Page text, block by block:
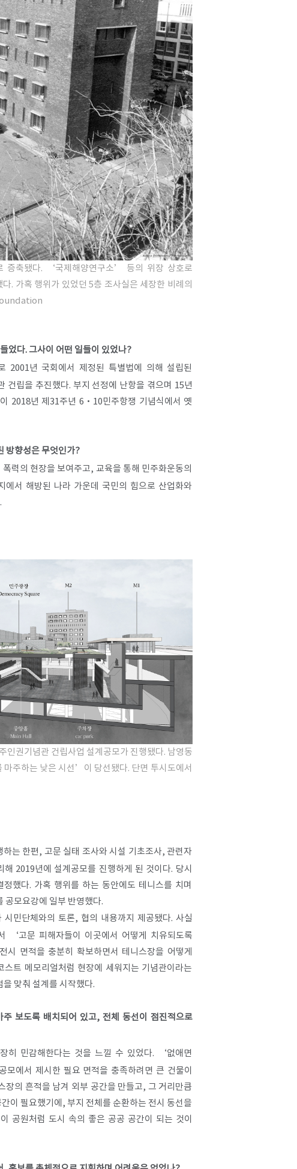
증축됐다. ‘국제해양연구소’ 등의 위장 상호로
. 가혹 행위가 있었던 5층 조사실은 세장한 비례의
었다. 그사이 어떤 일들이 있었나?
2001년 국회에서 제정된 특별법에 의해 설립된
립을 추진했다. 부지 선정에 난항을 겪으며 15년
2018년 제31주년 6·10민주항쟁 기념식에서 옛
방향성은 무엇인가?
력의 현장을 보여주고, 교육을 통해 민주화운동의
서 해방된 나라 가운데 국민의 힘으로 산업화와
인권기념관 건립사업 설계공모가 진행됐다. 남영동
주하는 낮은 시선’이 당선됐다. 단면 투시도에서
는 한편, 고문 실태 조사와 시설 기초조사, 관련자
2019년에 설계공모를 진행하게 된 것이다. 당시
했다. 가혹 행위를 하는 동안에도 테니스를 치며
공모요강에 일부 반영했다.
민단체와의 토론, 협의 내용까지 제공됐다. 사실
‘고문 피해자들이 이곳에서 어떻게 치유되도록
면적을 충분히 확보하면서 테니스장을 어떻게
트 메모리얼처럼 현장에 세워지는 기념관이라는
맞춰 설계를 시작했다.
보도록 배치되어 있고, 전체 동선이 점진적으로
히 민감해한다는 것을 느낄 수 있었다. ‘없애면
에서 제시한 필요 면적을 충족하려면 큰 건물이
의 흔적을 남겨 외부 공간을 만들고, 그 거리만큼
이 필요했기에, 부지 전체를 순환하는 전시 동선을
공원처럼 도시 속의 좋은 공공 공간이 되는 것이